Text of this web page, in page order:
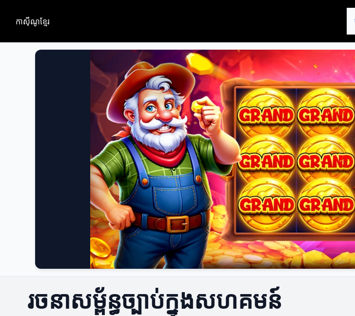
កាស៊ីណូខ្មែរ
រចនាសម្ព័ន្ធច្បាប់ក្នុងសហគមន៍